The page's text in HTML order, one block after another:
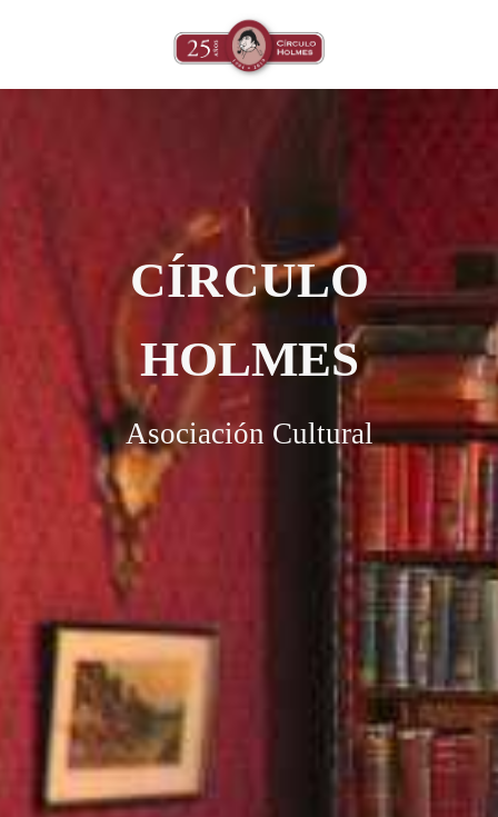
CÍRCULO
HOLMES
Asociación Cultural